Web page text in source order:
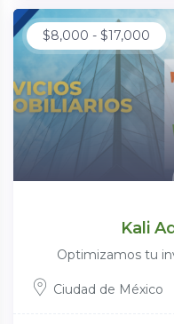
$8,000 - $17,000
Kali
Optimizamos tu
Ciudad de México